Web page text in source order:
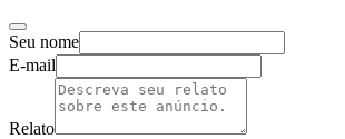
Seu nome
E-mail
Relato